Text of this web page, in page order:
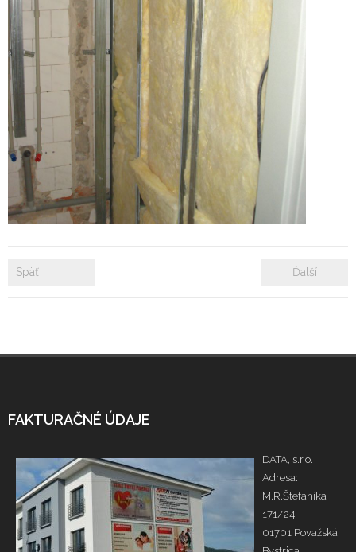
- Zámkové dlažby
- Rekonštrukcie bytových a nebytových priestorov
- Plastové okná a dvere
Prenájom bytových a kancelárskych priestorov
Prenájom billboardov
Referencie
Späť Ďalší
FAKTURAČNÉ ÚDAJE
DATA, s.r.o.
Adresa:
M.R.Štefánika
171/24
01701 Považská